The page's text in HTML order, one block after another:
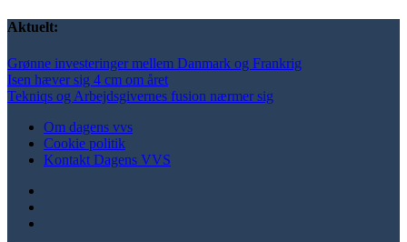
Aktuelt:
Grønne investeringer mellem Danmark og Frankrig
Isen hæver sig 4 cm om året
Tekniqs og Arbejdsgivernes fusion nærmer sig
Om dagens vvs
Cookie politik
Kontakt Dagens VVS